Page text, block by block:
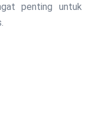
penting untuk